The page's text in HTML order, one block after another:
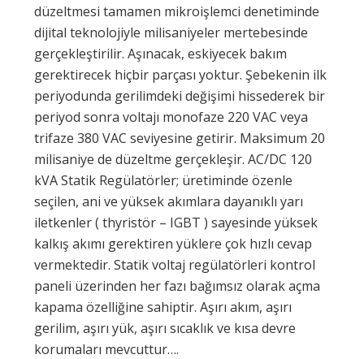
düzeltmesi tamamen mikroişlemci denetiminde
dijital teknolojiyle milisaniyeler mertebesinde
gerçekleştirilir. Aşınacak, eskiyecek bakım
gerektirecek hiçbir parçası yoktur. Şebekenin ilk
periyodunda gerilimdeki değişimi hissederek bir
periyod sonra voltajı monofaze 220 VAC veya
trifaze 380 VAC seviyesine getirir. Maksimum 20
milisaniye de düzeltme gerçekleşir. AC/DC 120
kVA Statik Regülatörler; üretiminde özenle
seçilen, ani ve yüksek akımlara dayanıklı yarı
iletkenler ( thyristör – IGBT ) sayesinde yüksek
kalkış akımı gerektiren yüklere çok hızlı cevap
vermektedir. Statik voltaj regülatörleri kontrol
paneli üzerinden her fazı bağımsız olarak açma
kapama özelliğine sahiptir. Aşırı akım, aşırı
gerilim, aşırı yük, aşırı sıcaklık ve kısa devre
korumaları mevcuttur….